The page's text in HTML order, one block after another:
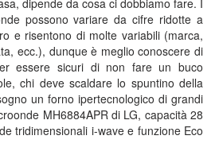
dipende da cosa ci dobbiamo fare. I
possono variare da cifre ridotte a
e risentono di molte variabili (marca,
ecc.), dunque è meglio conoscere di
essere sicuri di non fare un buco
chi deve scaldare lo spuntino della
un forno ipertecnologico di grandi
MH6884APR di LG, capacità 28
tridimensionali i-wave e funzione Eco